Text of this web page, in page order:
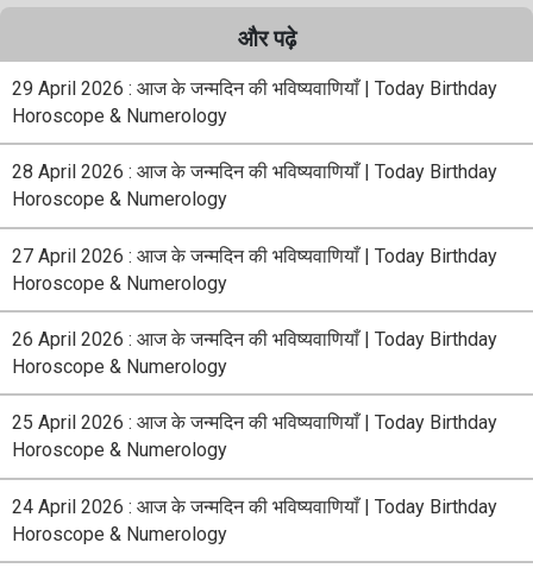
और पढ़े
29 April 2026 : आज के जन्मदिन की भविष्यवाणियाँ | Today Birthday
Horoscope & Numerology
28 April 2026 : आज के जन्मदिन की भविष्यवाणियाँ | Today Birthday
Horoscope & Numerology
27 April 2026 : आज के जन्मदिन की भविष्यवाणियाँ | Today Birthday
Horoscope & Numerology
26 April 2026 : आज के जन्मदिन की भविष्यवाणियाँ | Today Birthday
Horoscope & Numerology
25 April 2026 : आज के जन्मदिन की भविष्यवाणियाँ | Today Birthday
Horoscope & Numerology
24 April 2026 : आज के जन्मदिन की भविष्यवाणियाँ | Today Birthday
Horoscope & Numerology